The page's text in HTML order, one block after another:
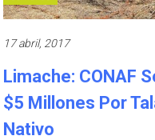
17 abril, 2017
Limache: CONAF
$5 Millones Por
Nativo